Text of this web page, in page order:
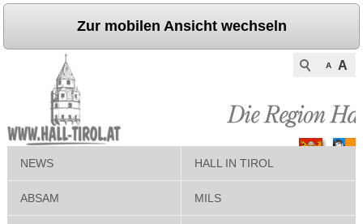
Zur mobilen Ansicht wechseln
A A
NEWS HALL IN TIROL
ABSAM MILS